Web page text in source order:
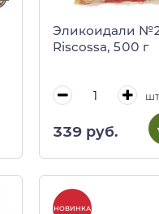
Эликоидали
Riscossa, 500 г
шт
339 руб.
НОВИНКА